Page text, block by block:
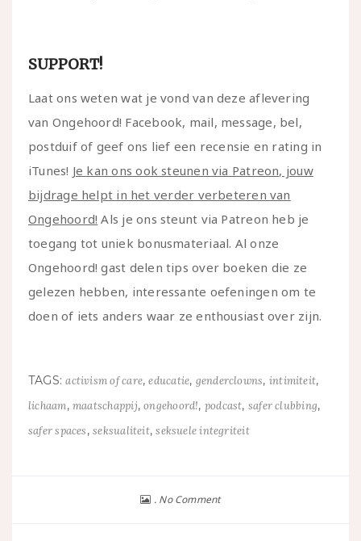
SUPPORT!
Laat ons weten wat je vond van deze aflevering
van Ongehoord! Facebook, mail, message, bel,
postduif of geef ons lief een recensie en rating in
iTunes! Je kan ons ook steunen via Patreon, jouw
bijdrage helpt in het verder verbeteren van
Ongehoord! Als je ons steunt via Patreon heb je
toegang tot uniek bonusmateriaal. Al onze
Ongehoord! gast delen tips over boeken die ze
gelezen hebben, interessante oefeningen om te
doen of iets anders waar ze enthousiast over zijn.
TAGS:activism of care,educatie, genderclowns, intimiteit,
lichaam,maatschappij,ongehoord!, podcast, safer clubbing,
safer spaces,seksualiteit,seksuele integriteit
No Comment